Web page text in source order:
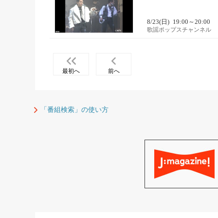
8/23(日) 19:00～20:00
歌謡ポップスチャンネル
最初へ 前へ
「番組検索」の使い方